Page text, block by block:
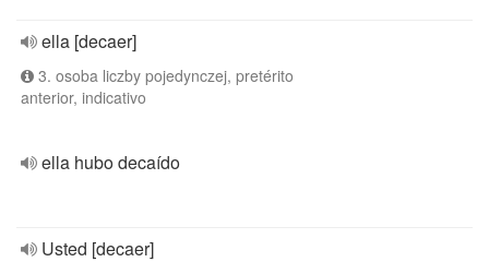
ella [decaer]
3. osoba liczby pojedynczej, pretérito
anterior, indicativo
ella hubo decaído
Usted [decaer]